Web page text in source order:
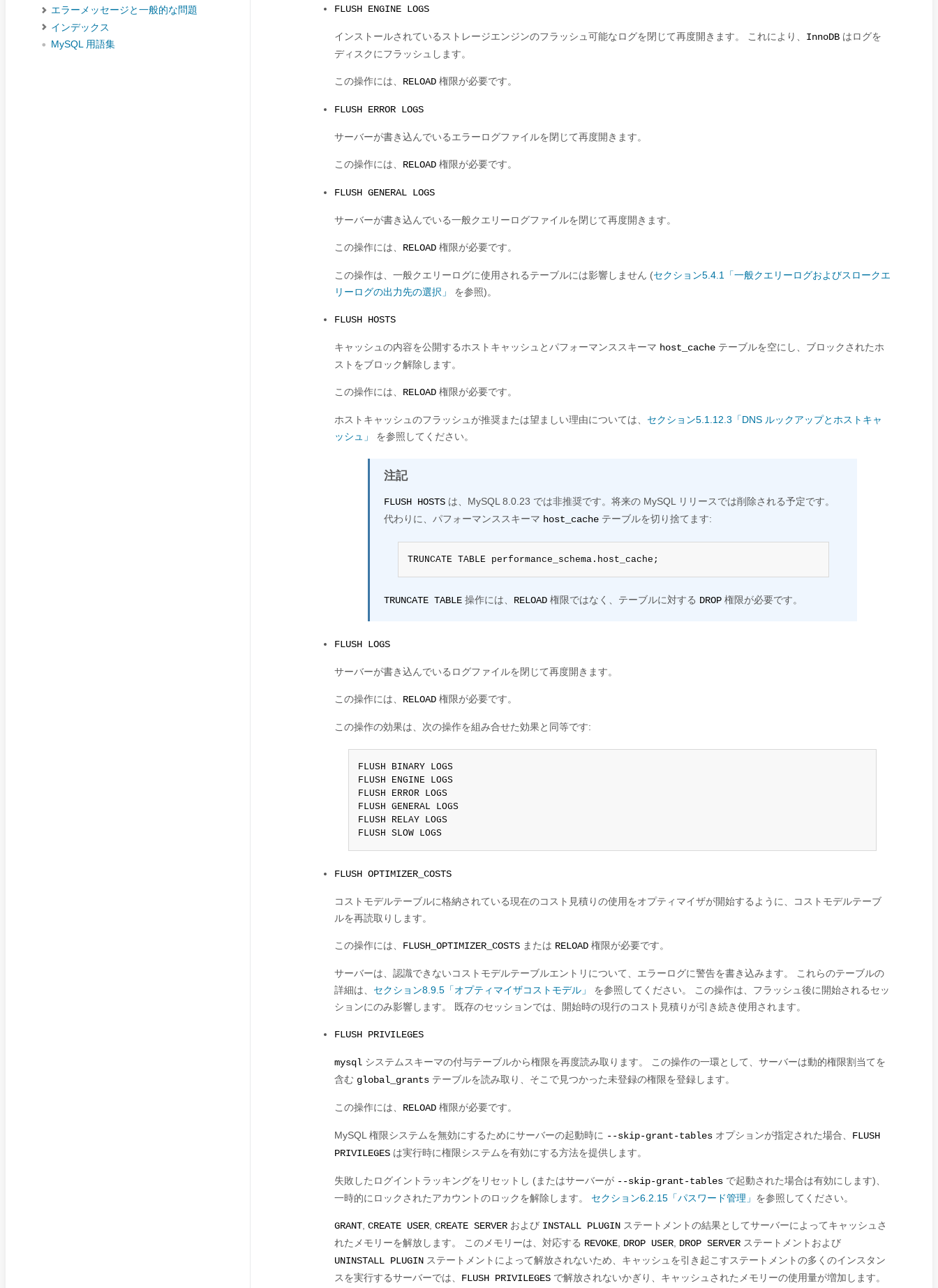
エラーメッセージと一般的な問題
インデックス
MySQL 用語集
FLUSH ENGINE LOGS
インストールされているストレージエンジンのフラッシュ可能なログを閉じて再度開きます。 これにより、 InnoDB はログを
ディスクにフラッシュします。
この操作には、 RELOAD 権限が必要です。
FLUSH ERROR LOGS
サーバーが書き込んでいるエラーログファイルを閉じて再度開きます。
この操作には、 RELOAD 権限が必要です。
FLUSH GENERAL LOGS
サーバーが書き込んでいる一般クエリーログファイルを閉じて再度開きます。
この操作には、 RELOAD 権限が必要です。
この操作は、一般クエリーログに使用されるテーブルには影響しません (セクション5.4.1「一般クエリーログおよびスロークエ
リーログの出力先の選択」
を参照)。
FLUSH HOSTS
キャッシュの内容を公開するホストキャッシュとパフォーマンススキーマ host_cache テーブルを空にし、ブロックされたホ
ストをブロック解除します。
この操作には、 RELOAD 権限が必要です。
ホストキャッシュのフラッシュが推奨または望ましい理由については、 セクション5.1.12.3「DNS ルックアップとホストキャ
ッシュ」
を参照してください。
注記
FLUSH HOSTS は、MySQL 8.0.23 では非推奨です。将来の MySQL リリースでは削除される予定です。
代わりに、パフォーマンススキーマ host_cache テーブルを切り捨てます:
TRUNCATE TABLE performance_schema.host_cache;
TRUNCATE TABLE 操作には、 RELOAD 権限ではなく、テーブルに対する DROP 権限が必要です。
FLUSH LOGS
サーバーが書き込んでいるログファイルを閉じて再度開きます。
この操作には、 RELOAD 権限が必要です。
この操作の効果は、次の操作を組み合せた効果と同等です:
FLUSH BINARY LOGS
FLUSH ENGINE LOGS
FLUSH ERROR LOGS
FLUSH GENERAL LOGS
FLUSH RELAY LOGS
FLUSH SLOW LOGS
FLUSH OPTIMIZER_COSTS
コストモデルテーブルに格納されている現在のコスト見積りの使用をオプティマイザが開始するように、コストモデルテーブ
ルを再読取りします。
この操作には、 FLUSH_OPTIMIZER_COSTS または RELOAD 権限が必要です。
サーバーは、認識できないコストモデルテーブルエントリについて、エラーログに警告を書き込みます。 これらのテーブルの
詳細は、 セクション8.9.5「オプティマイザコストモデル」
を参照してください。 この操作は、フラッシュ後に開始されるセッ
ションにのみ影響します。 既存のセッションでは、開始時の現行のコスト見積りが引き続き使用されます。
FLUSH PRIVILEGES
mysql システムスキーマの付与テーブルから権限を再度読み取ります。 この操作の一環として、サーバーは動的権限割当てを
含む global_grants テーブルを読み取り、そこで見つかった未登録の権限を登録します。
この操作には、 RELOAD 権限が必要です。
MySQL 権限システムを無効にするためにサーバーの起動時に --skip-grant-tables オプションが指定された場合、 FLUSH
PRIVILEGES は実行時に権限システムを有効にする方法を提供します。
失敗したログイントラッキングをリセットし (またはサーバーが --skip-grant-tables で起動された場合は有効にします)、
一時的にロックされたアカウントのロックを解除します。 セクション6.2.15「パスワード管理」 を参照してください。
GRANT CREATE USER CREATE SERVER および INSTALL PLUGIN ステートメントの結果としてサーバーによってキャッシュさ
れたメモリーを解放します。 このメモリーは、対応する REVOKE DROP USER DROP SERVER ステートメントおよび
UNINSTALL PLUGIN ステートメントによって解放されないため、キャッシュを引き起こすステートメントの多くのインスタン
スを実行するサーバーでは、 FLUSH PRIVILEGES で解放されないかぎり、キャッシュされたメモリーの使用量が増加します。